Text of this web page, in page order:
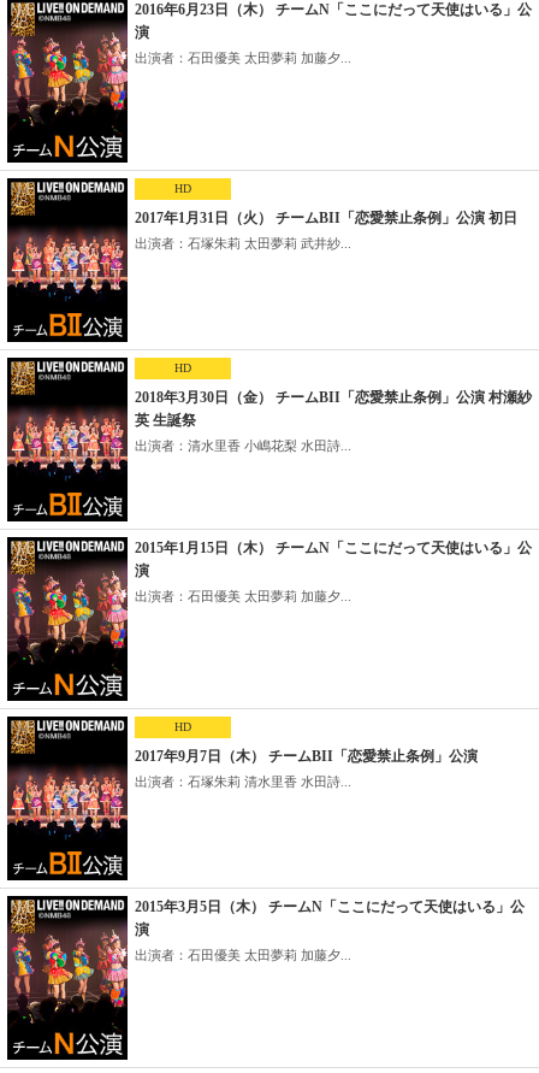
2016年6月23日（木） チームN「ここにだって天使はいる」公
演
出演者：石田優美 太田夢莉 加藤夕...
HD
2017年1月31日（火） チームBII「恋愛禁止条例」公演 初日
出演者：石塚朱莉 太田夢莉 武井紗...
HD
2018年3月30日（金） チームBII「恋愛禁止条例」公演 村瀬紗
英 生誕祭
出演者：清水里香 小嶋花梨 水田詩...
2015年1月15日（木） チームN「ここにだって天使はいる」公
演
出演者：石田優美 太田夢莉 加藤夕...
HD
2017年9月7日（木） チームBII「恋愛禁止条例」公演
出演者：石塚朱莉 清水里香 水田詩...
2015年3月5日（木） チームN「ここにだって天使はいる」公
演
出演者：石田優美 太田夢莉 加藤夕...